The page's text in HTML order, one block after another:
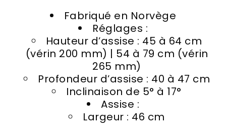
Fabriqué en Norvège
Réglages :
Hauteur d’assise : 45 à 64 cm
(vérin 200 mm) | 54 à 79 cm (vérin
265 mm)
Profondeur d’assise : 40 à 47 cm
Inclinaison de 5° à 17°
Assise :
Largeur : 46 cm